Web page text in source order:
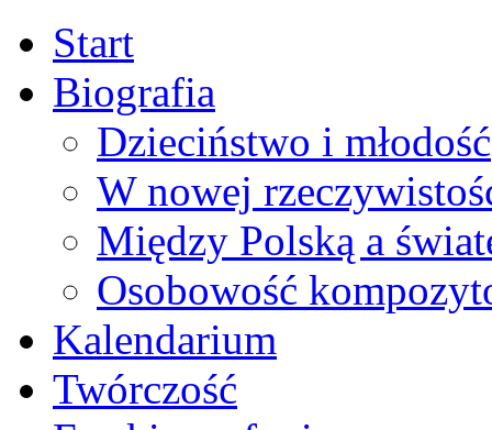
Start
Biografia
Dzieciństwo i młodość
W nowej
Między Polską a
Osobowość
Kalendarium
Twórczość